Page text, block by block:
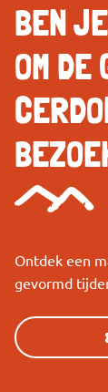
BEN
OM DE
Ontdek een
gevormd